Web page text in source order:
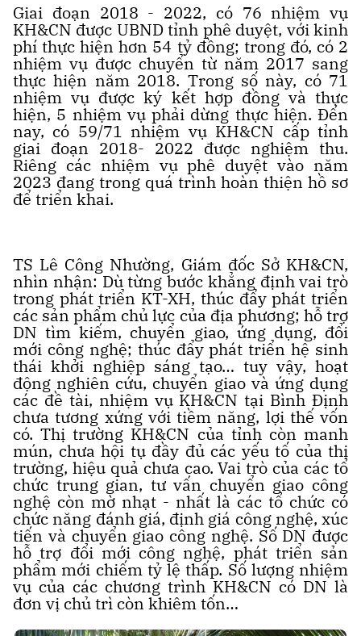
Giai đoạn 2018 - 2022, có 76 nhiệm vụ
KH&CN được UBND tỉnh phê duyệt, với kinh
phí thực hiện hơn 54 tỷ đồng; trong đó, có 2
nhiệm vụ được chuyển từ năm 2017 sang
thực hiện năm 2018. Trong số này, có 71
nhiệm vụ được ký kết hợp đồng và thực
hiện, 5 nhiệm vụ phải dừng thực hiện. Đến
nay, có 59/71 nhiệm vụ KH&CN cấp tỉnh
giai đoạn 2018- 2022 được nghiệm thu.
Riêng các nhiệm vụ phê duyệt vào năm
2023 đang trong quá trình hoàn thiện hồ sơ
để triển khai.
TS Lê Công Nhường, Giám đốc Sở KH&CN,
nhìn nhận: Dù từng bước khẳng định vai trò
trong phát triển KT-XH, thúc đẩy phát triển
các sản phẩm chủ lực của địa phương; hỗ trợ
DN tìm kiếm, chuyển giao, ứng dụng, đổi
mới công nghệ; thúc đẩy phát triển hệ sinh
thái khởi nghiệp sáng tạo… tuy vậy, hoạt
động nghiên cứu, chuyển giao và ứng dụng
các đề tài, nhiệm vụ KH&CN tại Bình Định
chưa tương xứng với tiềm năng, lợi thế vốn
có. Thị trường KH&CN của tỉnh còn manh
mún, chưa hội tụ đầy đủ các yếu tố của thị
trường, hiệu quả chưa cao. Vai trò của các tổ
chức trung gian, tư vấn chuyển giao công
nghệ còn mờ nhạt - nhất là các tổ chức có
chức năng đánh giá, định giá công nghệ, xúc
tiến và chuyển giao công nghệ. Số DN được
hỗ trợ đổi mới công nghệ, phát triển sản
phẩm mới chiếm tỷ lệ thấp. Số lượng nhiệm
vụ của các chương trình KH&CN có DN là
đơn vị chủ trì còn khiêm tốn…